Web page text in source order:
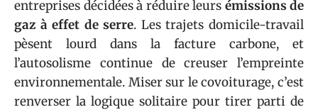
entreprises décidées à réduire leurs émissions de
gaz à effet de serre. Les trajets domicile-travail
pèsent lourd dans la facture carbone, et
l’autosolisme continue de creuser l’empreinte
environnementale. Miser sur le covoiturage, c’est
renverser la logique solitaire pour tirer parti de